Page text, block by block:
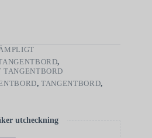
,
,TANGENTBORD,
utcheckning